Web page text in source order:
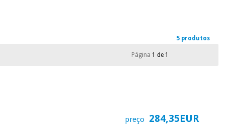
5 produtos
Página 1 de 1
preço 284,35EUR